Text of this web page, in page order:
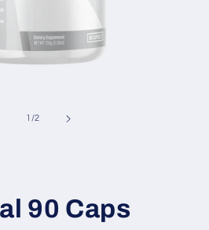
/de
2
90 Caps